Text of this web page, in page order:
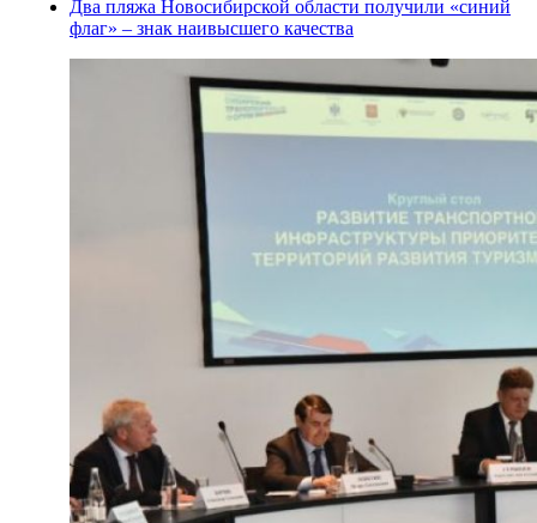
Два пляжа Новосибирской области получили «синий
флаг» – знак наивысшего качества